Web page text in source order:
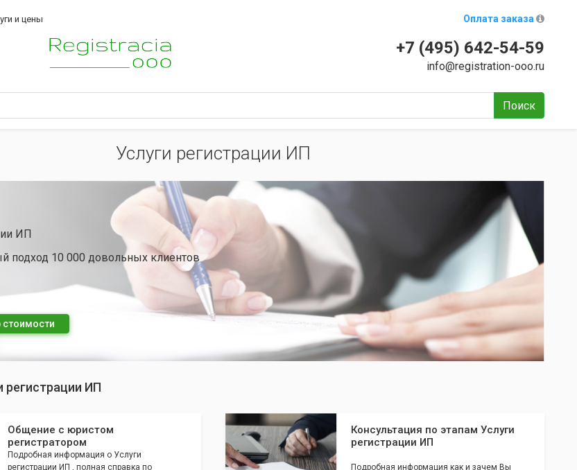
и цены Оплата заказа
+7 (495) 642-54-59
info@registration-ooo.ru
Поиск
Услуги регистрации ИП
ИП
подход 10 000 довольных клиентов
стоимости
регистрации ИП
Общение с юристом
регистратором
Подробная информация о Услуги
регистрации ИП , полная справка по
Консультация по этапам Услуги
регистрации ИП
Подробная информация как и зачем Вы